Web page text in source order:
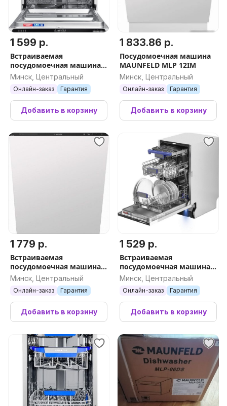
1 599 р.
Встраиваемая
посудомоечная машина
MAUNFELD MLP6022A01
Light Beam
Минск, Центральный
Онлайн-заказ Гарантия
Добавить в корзину
1 833.86 р.
Посудомоечная машина
MAUNFELD MLP 12IM
Минск, Центральный
Онлайн-заказ Гарантия
Добавить в корзину
1 779 р.
Встраиваемая
посудомоечная машина
MAUNFELD MLP 08IM
Минск, Центральный
Онлайн-заказ Гарантия
Добавить в корзину
1 529 р.
Встраиваемая
посудомоечная машина
MAUNFELD MLP-083D Light
Минск, Центральный
Онлайн-заказ Гарантия
Добавить в корзину